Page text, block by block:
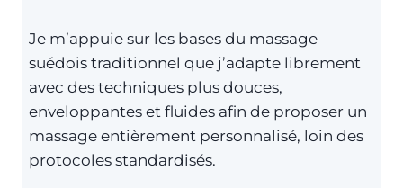
Je m’appuie sur les bases du massage
suédois traditionnel que j’adapte librement
avec des techniques plus douces,
enveloppantes et fluides afin de proposer un
massage entièrement personnalisé, loin des
protocoles standardisés.